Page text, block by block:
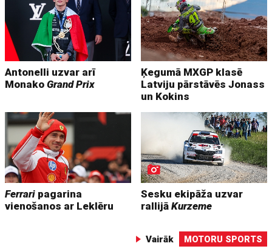
Antonelli uzvar arī
MonakoGrand Prix
Ķegumā MXGP klasē
Latviju pārstāvēs Jonass
un Kokins
Ferrari pagarina
vienošanos ar Leklēru
Sesku ekipāža uzvar
rallijāKurzeme
Vairāk MOTORU SPORTS